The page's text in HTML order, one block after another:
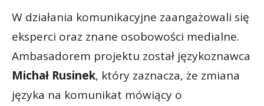
W działania komunikacyjne zaangażowali się
eksperci oraz znane osobowości medialne.
Ambasadorem projektu został językoznawca
Michał Rusinek, który zaznacza, że zmiana
języka na komunikat mówiący o